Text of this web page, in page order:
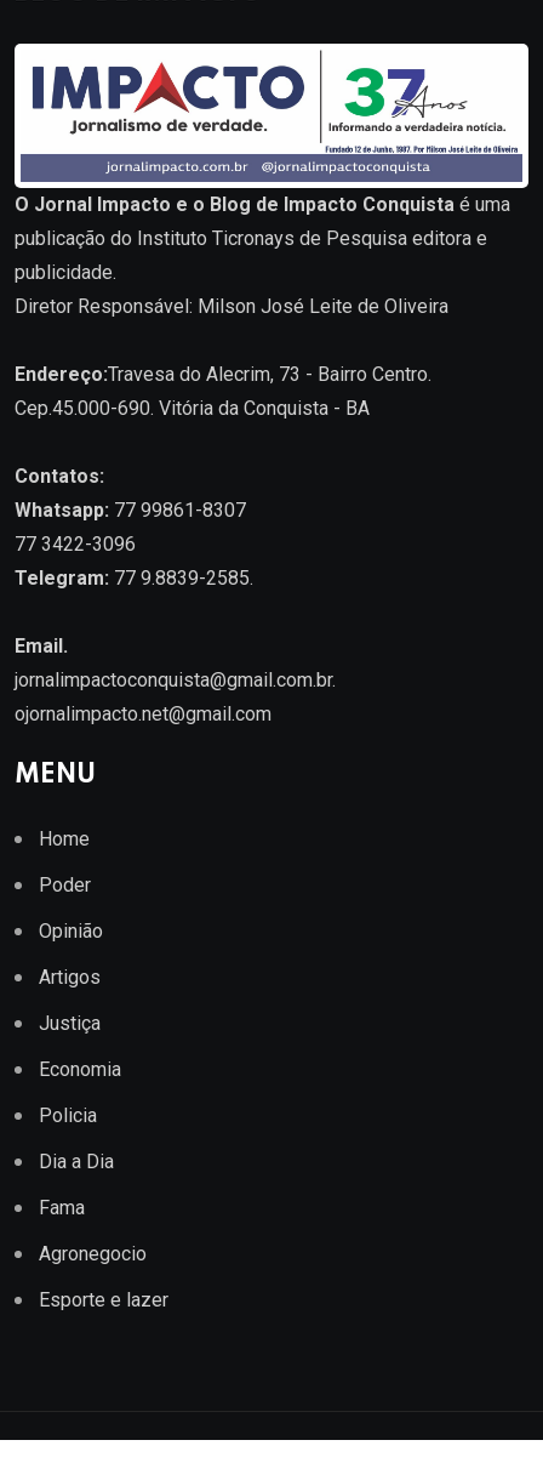
O Jornal Impacto e o Blog de Impacto Conquista é uma
publicação do Instituto Ticronays de Pesquisa editora e
publicidade.
Diretor Responsável: Milson José Leite de Oliveira
Endereço:Travesa do Alecrim, 73 - Bairro Centro.
Cep.45.000-690. Vitória da Conquista - BA
Contatos:
Whatsapp: 77 99861-8307
77 3422-3096
Telegram: 77 9.8839-2585.
Email.
jornalimpactoconquista@gmail.com.br.
ojornalimpacto.net@gmail.com
MENU
Home
Poder
Opinião
Artigos
Justiça
Economia
Policia
Dia a Dia
Fama
Agronegocio
Esporte e lazer